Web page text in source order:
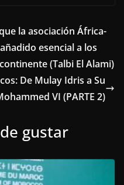
la asociación África-
esencial a los
(Talbi El Alami)
De Mulay Idris a Su
VI (PARTE 2)
gustar